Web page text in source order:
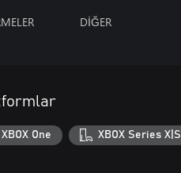
DİĞER
XBOX One XBOX Series X|S